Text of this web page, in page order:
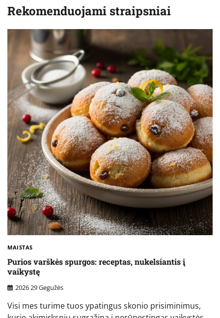
Rekomenduojami straipsniai
MAISTAS
Purios varškės spurgos: receptas, nukelsiantis į
vaikystę
2026 29 Gegužės
Visi mes turime tuos ypatingus skonio prisiminimus,